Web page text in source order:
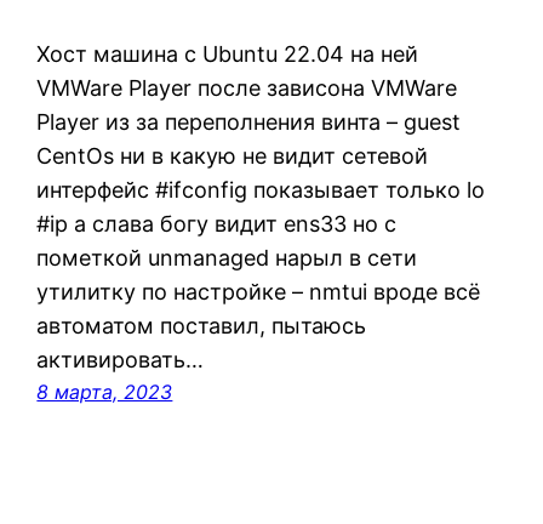
Хост машина с Ubuntu 22.04 на ней
VMWare Player после зависона VMWare
Player из за переполнения винта – guest
CentOs ни в какую не видит сетевой
интерфейс #ifconfig показывает только lo
#ip a слава богу видит ens33 но с
пометкой unmanaged нарыл в сети
утилитку по настройке – nmtui вроде всё
автоматом поставил, пытаюсь
активировать…
8 марта, 2023